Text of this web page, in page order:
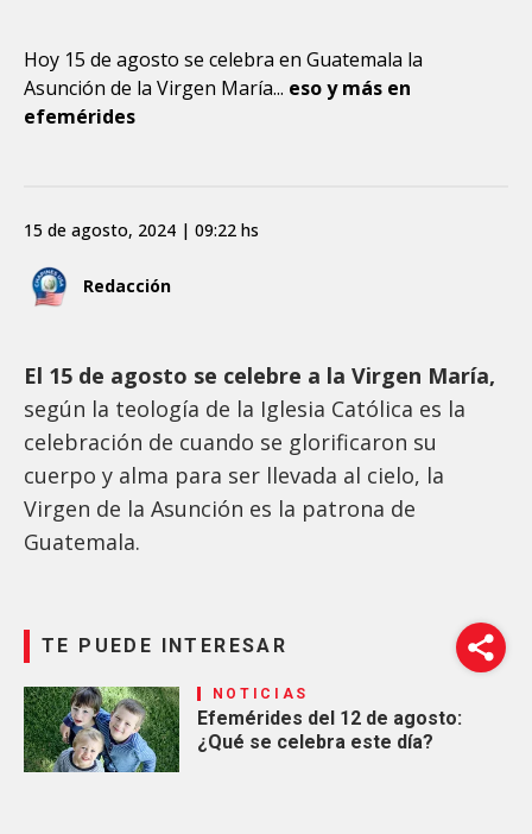
Hoy 15 de agosto se celebra en Guatemala la
Asunción de la Virgen María... eso y más en
efemérides
Redacción
15 de agosto, 2024 | 09:22 hs
El 15 de agosto se celebre a la Virgen María,
según la teología de la Iglesia Católica es la
celebración de cuando se glorificaron su
cuerpo y alma para ser llevada al cielo, la
Virgen de la Asunción es la patrona de
Guatemala.
TE PUEDE INTERESAR
NOTICIAS
Efemérides del 12 de agosto:
¿Qué se celebra este día?